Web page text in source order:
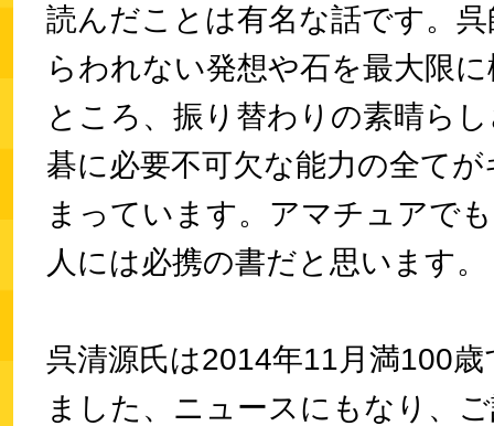
読んだことは有名な話です。
らわれない発想や石を最大限
ところ、振り替わりの素晴ら
碁に必要不可欠な能力の全て
まっています。アマチュアで
人には必携の書だと思います。
呉清源氏は2014年11月満100
ました、ニュースにもなり、